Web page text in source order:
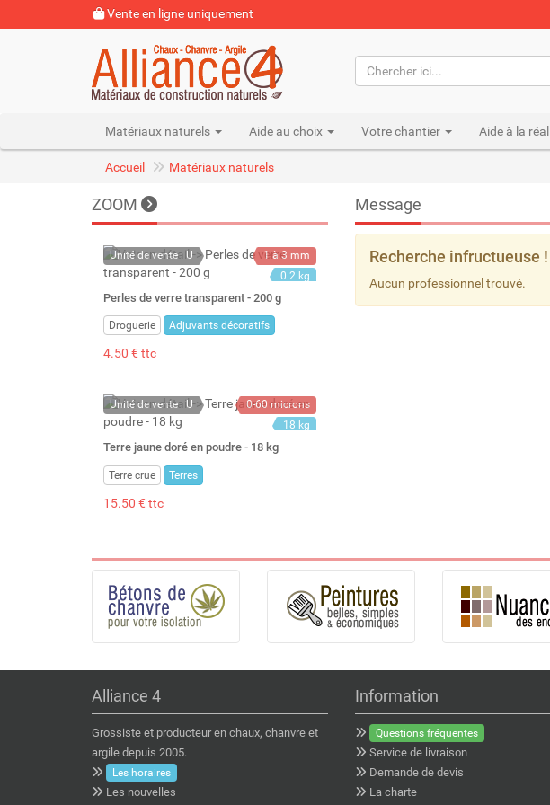
Vente en ligne uniquement
Matériaux naturels Aide au choix Votre chantier Aide à la
Accueil Matériaux naturels
ZOOM
Unité de vente : U
1 à 3 mm
0.2 kg
Perles de verre transparent - 200 g
Droguerie Adjuvants décoratifs
4.50 € ttc
Unité de vente : U
0-60 microns
18 kg
Terre jaune doré en poudre - 18 kg
Terre crue Terres
15.50 € ttc
Message
Recherche infructueuse !
Aucun professionnel trouvé.
Alliance 4
Grossiste et producteur en chaux, chanvre et
argile depuis 2005.
Les horaires
Les nouvelles
Information
Questions fréquentes
Service de livraison
Demande de devis
La charte